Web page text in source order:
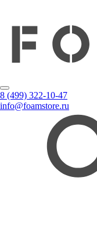
8 (499) 322-10-47
info@foamstore.ru